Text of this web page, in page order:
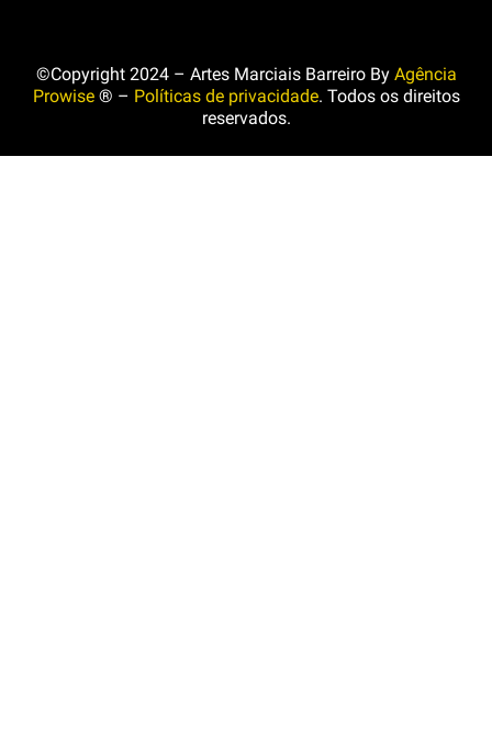
©Copyright 2024 – Artes Marciais Barreiro By Agência
Prowise® – Políticas de privacidade. Todos os direitos
reservados.